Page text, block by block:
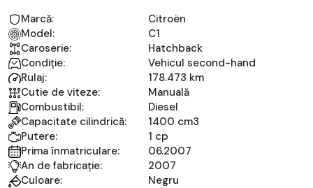
Marcă:
Citroën
Model:
C1
Caroserie:
Hatchback
Condiție:
Vehicul second-hand
Rulaj:
178.473 km
Cutie de viteze:
Manuală
Combustibil:
Diesel
Capacitate cilindrică:
1400 cm3
Putere:
1 cp
Prima înmatriculare:
06.2007
An de fabricație:
2007
Culoare:
Negru